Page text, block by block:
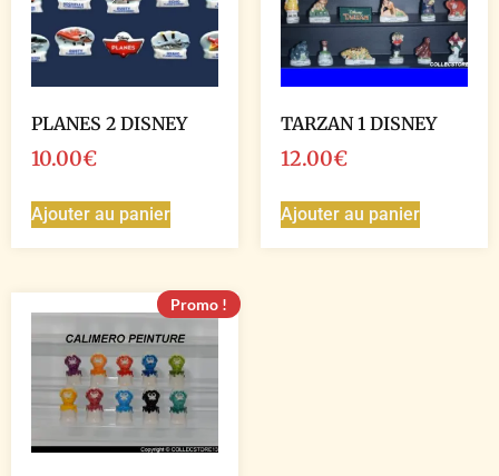
PLANES 2 DISNEY
10.00€
Ajouter au panier
TARZAN 1 DISNEY
12.00€
Ajouter au panier
Promo !